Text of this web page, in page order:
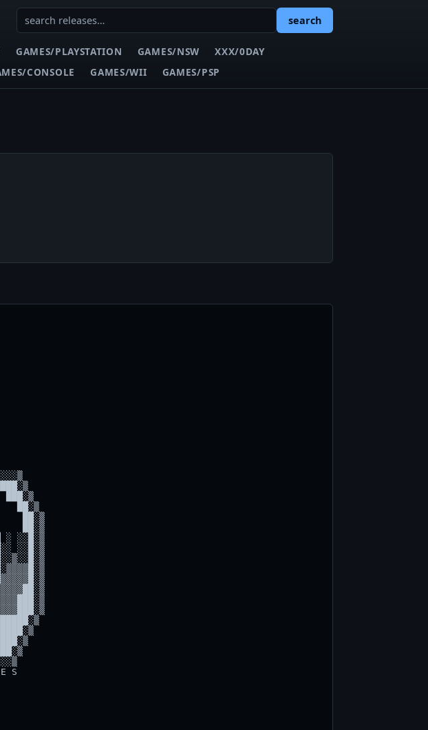
search
GAMES/PLAYSTATION GAMES/NSW
XXX/0DAY
CONSOLE GAMES/WII GAMES/PSP
░░▒
█░▒
░░▒
███░▒
██░▒
██░▒
██░▒
░ ░░█░▒
░░█░▒
S